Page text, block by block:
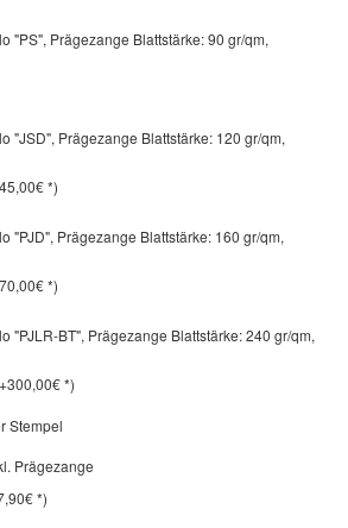
"PS", Prägezange Blattstärke: 90 gr/qm,
"JSD", Prägezange Blattstärke: 120 gr/qm,
*)
"PJD", Prägezange Blattstärke: 160 gr/qm,
*)
"PJLR-BT", Prägezange Blattstärke: 240 gr/qm,
*)
Stempel
Prägezange
*)